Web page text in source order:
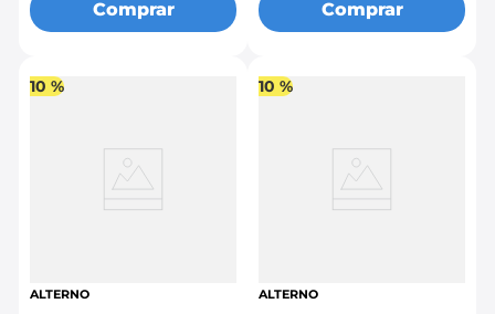
Comprar Comprar
10 %
ALTERNO
10 %
ALTERNO